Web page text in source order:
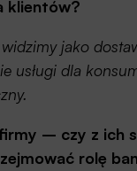
klientów?
jako
usługi dla
– czy z ich
rolę